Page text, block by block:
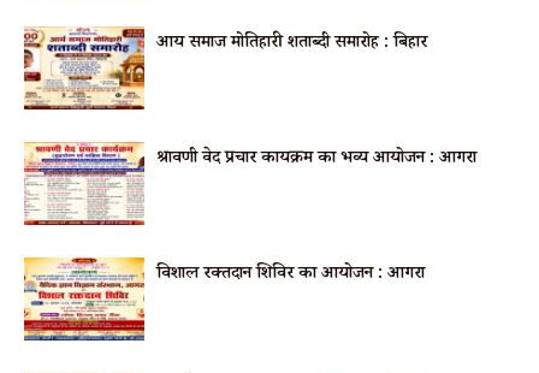
आर्य समाज मोतिहारी शताब्दी समारोह : बिहार
श्रावणी वेद प्रचार कार्यक्रम का भव्य आयोजन : आगरा
विशाल रक्तदान शिविर का आयोजन : आगरा